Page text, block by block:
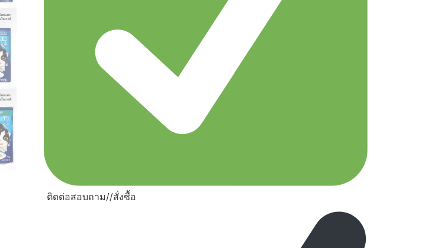
ติดต่อสอบถาม//สั่งซื้อ